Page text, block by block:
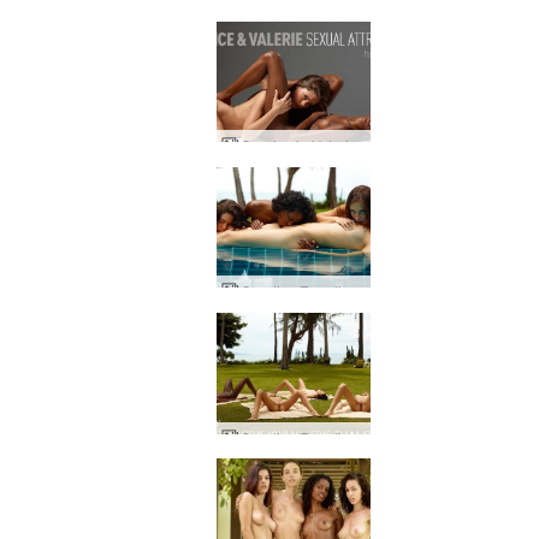
Caprice ja Valerie seksuaalinen vetovoima
Candice Engelie Kiki Valerie nukkuva kaunotar
Candice Engelie Kiki Valerie thaimaalainen puutarha